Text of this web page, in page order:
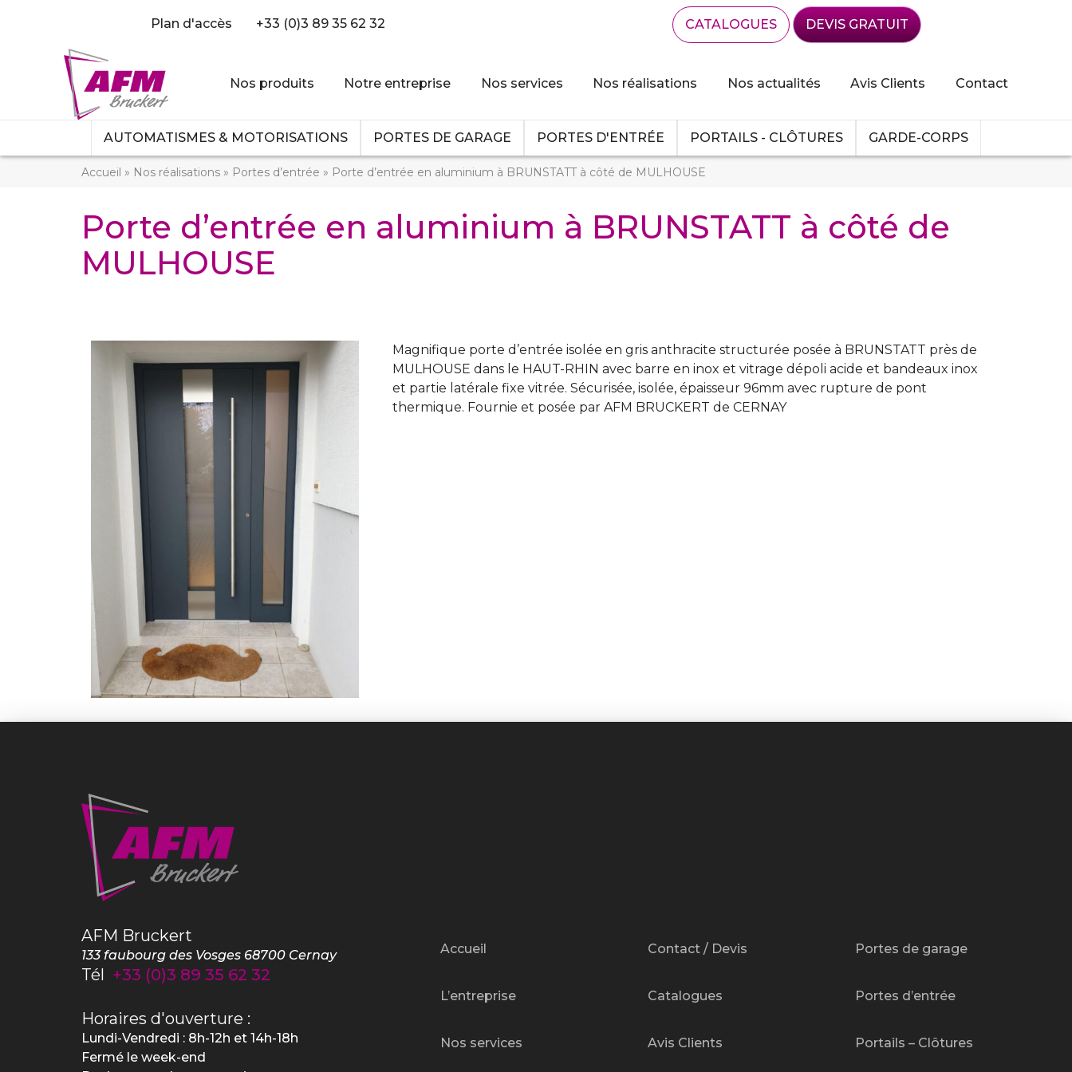
Plan d'accès +33 (0)3 89 35 62 32 CATALOGUES DEVIS GRATUIT
Nos produits Notre entreprise Nos services Nos réalisations Nos actualités Avis Clients Contact
AUTOMATISMES & MOTORISATIONS PORTES DE GARAGE PORTES D'ENTRÉE PORTAILS - CLÔTURES GARDE-CORPS
Accueil » Nos réalisations » Portes d’entrée » Porte d’entrée en aluminium à BRUNSTATT à côté de MULHOUSE
Porte d’entrée en aluminium à BRUNSTATT à côté de
MULHOUSE
Magnifique porte d’entrée isolée en gris anthracite structurée posée à BRUNSTATT près de
MULHOUSE dans le HAUT-RHIN avec barre en inox et vitrage dépoli acide et bandeaux inox
et partie latérale fixe vitrée. Sécurisée, isolée, épaisseur 96mm avec rupture de pont
thermique. Fournie et posée par AFM BRUCKERT de CERNAY
AFM Bruckert
133 faubourg des Vosges 68700 Cernay
Tél +33 (0)3 89 35 62 32
Horaires d'ouverture :
Lundi-Vendredi : 8h-12h et 14h-18h
Fermé le week-end
Accueil
L’entreprise
Nos services
Contact / Devis
Catalogues
Avis Clients
Portes de garage
Portes d’entrée
Portails – Clôtures